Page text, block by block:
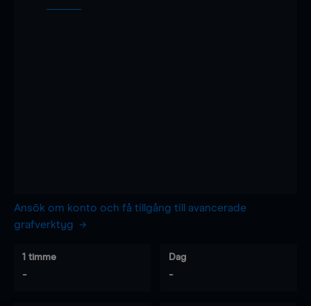
Ansök om konto och få tillgång till avancerade
grafverktyg
1 timme
-
Dag
-